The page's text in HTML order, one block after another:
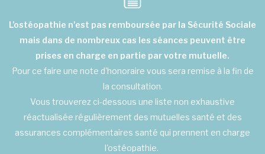
L’ostéopathie n'est pas remboursée par la Sécurité Sociale
mais dans de nombreux cas les séances peuvent être
prises en charge en partie par votre mutuelle.
Pour ce faire une note d'honoraire vous sera remise à la fin de
la consultation.
Vous trouverez ci-dessous une liste non exhaustive
réactualisée régulièrement des mutuelles santé et des
assurances complémentaires santé qui prennent en charge
l'ostéopathie.